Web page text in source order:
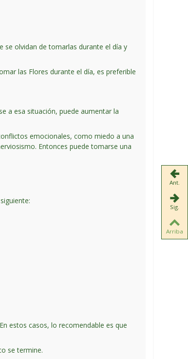
se olvidan de tomarlas durante el día y
las Flores durante el día, es preferible
a esa situación, puede aumentar la
emocionales, como miedo a una
Entonces puede tomarse una
estos casos, lo recomendable es que
se termine.
Ant.
Sig.
Arriba